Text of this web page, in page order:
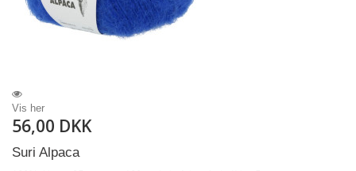
Vis her
56,00 DKK
Suri Alpaca